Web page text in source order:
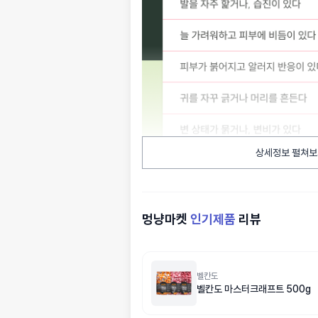
상세정보 펼쳐
멍냥마켓 인기제품 리뷰
벨칸도
벨칸도 마스터크래프트 500g